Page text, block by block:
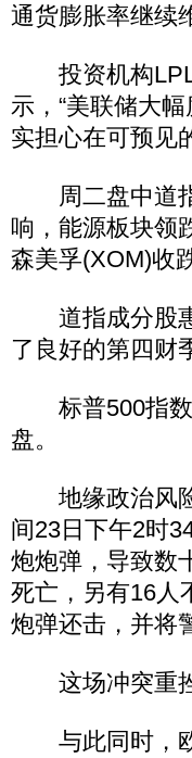
通货膨胀率继续
投资机构LPL
示，“美联储大
实担心在可预见
周二盘中道指
响，能源板块领
森美孚(XOM)收
道指成分股惠
了良好的第四财
标普500指数
盘。
地缘政治风险
间23日下午2时
炮炮弹，导致数
死亡，另有16人
炮弹还击，并将
这场冲突重挫
与此同时，欧